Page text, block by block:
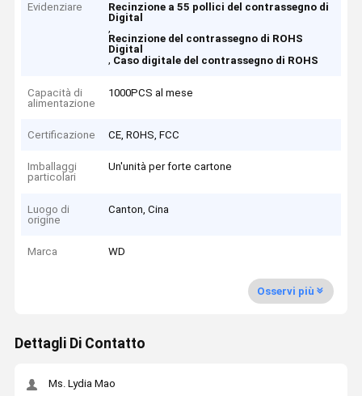
Evidenziare
Recinzione a 55 pollici del contrassegno di
Digital
,
Recinzione del contrassegno di ROHS
Digital
, Caso digitale del contrassegno di ROHS
Capacità di
alimentazione
1000PCS al mese
Certificazione CE, ROHS, FCC
Imballaggi
particolari
Un'unità per forte cartone
Luogo di
origine
Canton, Cina
Marca WD
Osservi più
Dettagli Di Contatto
Ms. Lydia Mao